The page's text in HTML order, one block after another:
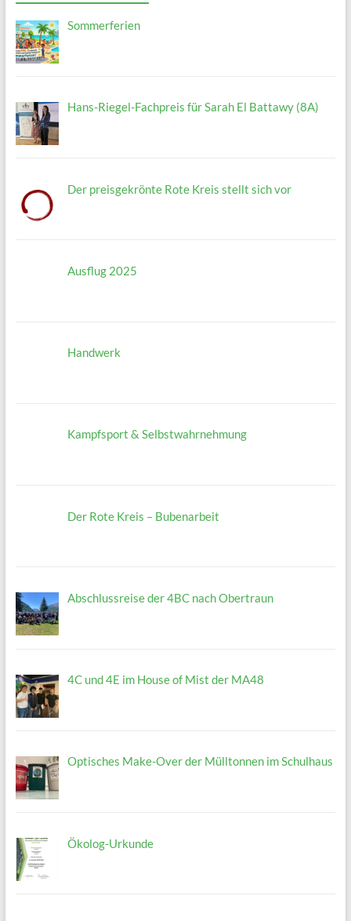
Sommerferien
Hans-Riegel-Fachpreis für Sarah El Battawy (8A)
Der preisgekrönte Rote Kreis stellt sich vor
Ausflug 2025
Handwerk
Kampfsport & Selbstwahrnehmung
Der Rote Kreis – Bubenarbeit
Abschlussreise der 4BC nach Obertraun
4C und 4E im House of Mist der MA48
Optisches Make-Over der Mülltonnen im Schulhaus
Ökolog-Urkunde